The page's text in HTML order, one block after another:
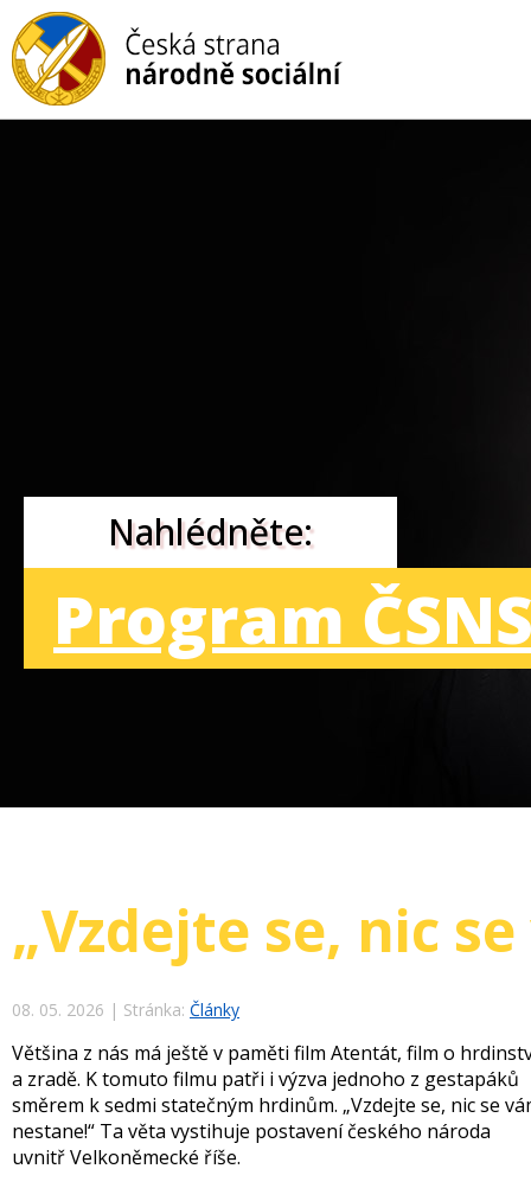
Nahlédněte:
Program
„Vzdejte se, nic
08. 05. 2026 | Stránka: Články
Většina z nás má ještě v paměti film Atentát, film o
a zradě. K tomuto filmu patři i výzva jednoho z gestapáků
směrem k sedmi statečným hrdinům. „Vzdejte se, nic se
nestane!“ Ta věta vystihuje postavení českého národa
uvnitř Velkoněmecké říše.